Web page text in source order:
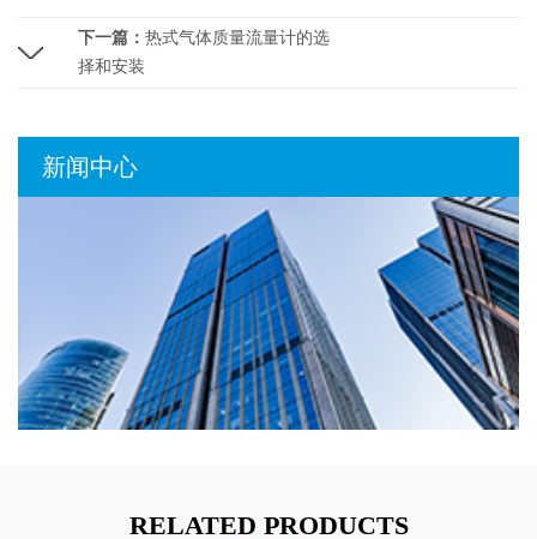
下一篇： 热式气体质量流量计的选
择和安装
新闻中心
RELATED PRODUCTS